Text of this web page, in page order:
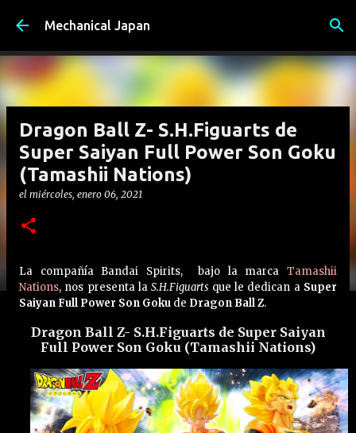
Ir al contenido principal
Mechanical Japan
Dragon Ball Z- S.H.Figuarts de
Super Saiyan Full Power Son Goku
(Tamashii Nations)
el miércoles, enero 06, 2021
La compañía Bandai Spirits, bajo la marca Tamashii
Nations, nos presenta laS.H.Figuarts que le dedican a Super
Saiyan Full Power Son Goku de Dragon Ball Z.
Dragon Ball Z- S.H.Figuarts de Super Saiyan
Full Power Son Goku (Tamashii Nations)